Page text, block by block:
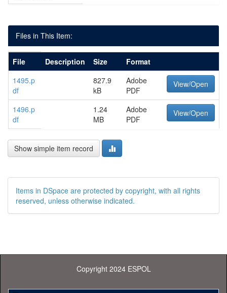
Files in This Item:
File Description Size
Format
1495.p
df
827.9
kB
Adobe
PDF
View/Open
1496.p
df
1.24
MB
Adobe
PDF
View/Open
Show simple item record
Items in DSpace are protected by copyright, with all rights
reserved, unless otherwise indicated.
Copyright 2024 ESPOL